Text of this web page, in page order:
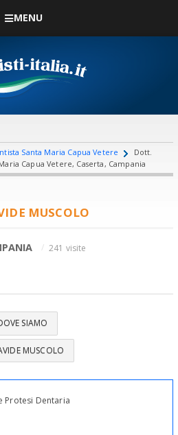
MENU
Santa Maria Capua Vetere
Dott.
Capua Vetere, Caserta, Campania
MUSCOLO
241 visite
SIAMO
MUSCOLO
Protesi Dentaria